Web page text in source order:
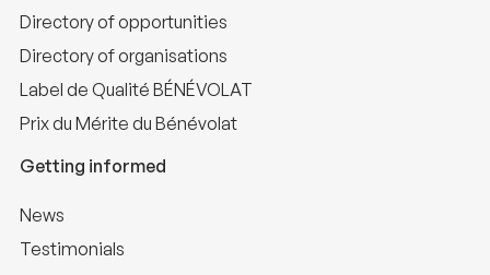
Directory of opportunities
Directory of organisations
Label de Qualité BÉNÉVOLAT
Prix du Mérite du Bénévolat
Getting informed
News
Testimonials